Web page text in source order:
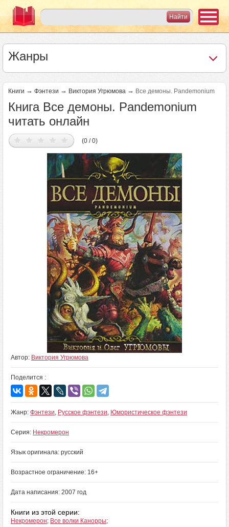
Жанры
Книги → Фэнтези → Виктория Угрюмова → Все демоны. Pandemonium
Книга Все демоны. Pandemonium
читать онлайн
(0 / 0)
Автор: Виктория Угрюмова
Поделится :
Жанр: Фэнтези, Русское фэнтези, Юмористическое фэнтези
Серия: Некромерон
Язык оригинала: русский
Возрастное ограничение: 16+
Дата написания: 2007 год
Книги из этой серии:
Некромерон; Все волки Канорры;